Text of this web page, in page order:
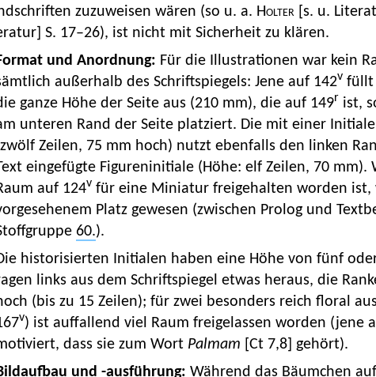
zuzuweisen wären (so u. a. Holter[s. u.
S. 17–26), ist nicht mit Sicherheit zu klären.
und Anordnung: Für die Illustrationen war kein
außerhalb des Schriftspiegels: Jene auf 142v füllt
ganze Höhe der Seite aus (210 mm), die auf 149r ist,
unteren Rand der Seite platziert. Die mit einer
Zeilen, 75 mm hoch) nutzt ebenfalls den linken
eingefügte Figureninitiale (Höhe: elf Zeilen, 70
auf 124v für eine Miniatur freigehalten worden ist,
Platz gewesen (zwischen Prolog und
60.).
historisierten Initialen haben eine Höhe von fünf
links aus dem Schriftspiegel etwas heraus, die
(bis zu 15 Zeilen); für zwei besonders reich floral
v) ist auffallend viel Raum freigelassen worden (jene
dass sie zum Wort Palmam [Ct 7,8] gehört).
und -ausführung: Während das Bäumchen